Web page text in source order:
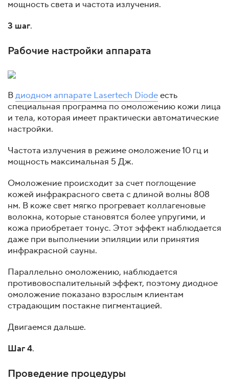
мощность света и частота излучения.
3 шаг.
Рабочие настройки аппарата
Вдиодном аппарате Lasertech Diodeесть
специальная программа по омоложению кожи лица
и тела, которая имеет практически автоматические
настройки.
Частота излучения в режиме омоложение 10 гц и
мощность максимальная 5 Дж.
Омоложение происходит за счет поглощение
кожей инфракрасного света с длиной волны 808
нм. В коже свет мягко прогревает коллагеновые
волокна, которые становятся более упругими, и
кожа приобретает тонус. Этот эффект наблюдается
даже при выполнении эпиляции или принятия
инфракрасной сауны.
Параллельно омоложению, наблюдается
противовоспалительный эффект, поэтому диодное
омоложение показано взрослым клиентам
страдающим постакне пигментацией.
Двигаемся дальше.
Шаг 4.
Проведение процедуры